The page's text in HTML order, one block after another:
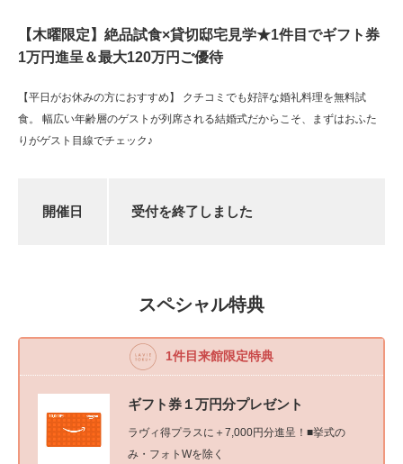
【木曜限定】絶品試食×貸切邸宅見学★1件目でギフト券
1万円進呈＆最大120万円ご優待
【平日がお休みの方におすすめ】 クチコミでも好評な婚礼料理を無料試
食。 幅広い年齢層のゲストが列席される結婚式だからこそ、まずはおふた
りがゲスト目線でチェック♪
開催日 受付を終了しました
スペシャル特典
1件目来館限定特典
ギフト券１万円分プレゼント
ラヴィ得プラスに＋7,000円分進呈！■挙式の
み・フォトWを除く